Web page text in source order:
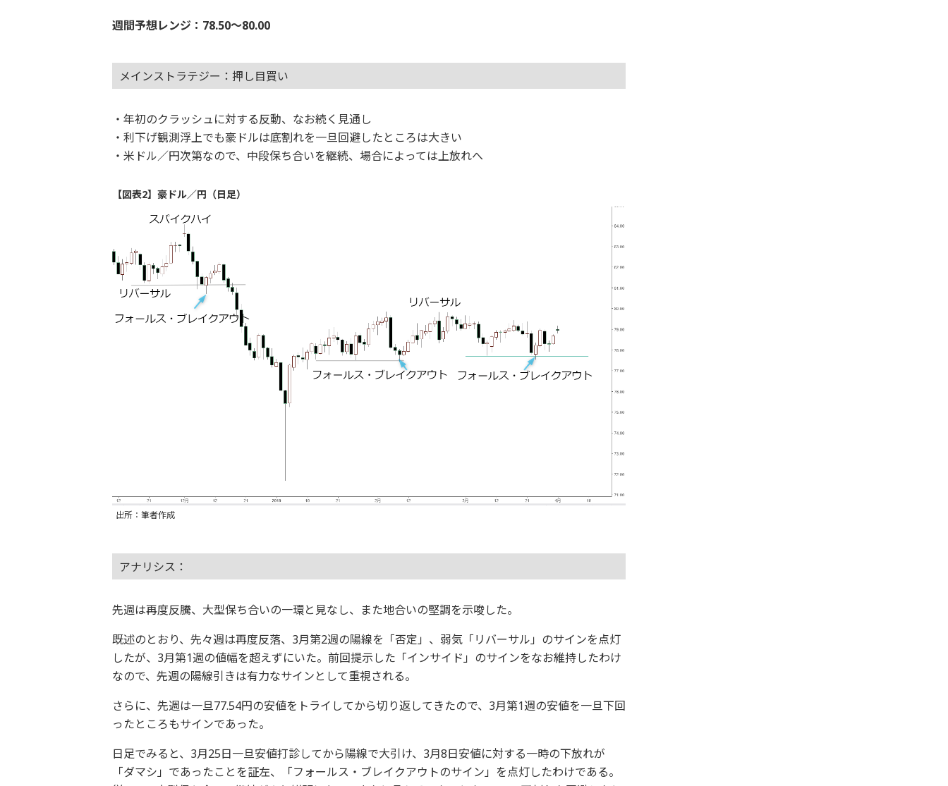
週間予想レンジ：78.50～80.00
メインストラテジー：押し目買い
・年初のクラッシュに対する反動、なお続く見通し
・利下げ観測浮上でも豪ドルは底割れを一旦回避したところは大きい
・米ドル／円次第なので、中段保ち合いを継続、場合によっては上放れへ
【図表2】豪ドル／円（日足）
出所：筆者作成
アナリシス：
先週は再度反騰、大型保ち合いの一環と見なし、また地合いの堅調を示唆した。
既述のとおり、先々週は再度反落、3月第2週の陽線を「否定」、弱気「リバーサル」のサインを点灯
したが、3月第1週の値幅を超えずにいた。前回提示した「インサイド」のサインをなお維持したわけ
なので、先週の陽線引きは有力なサインとして重視される。
さらに、先週は一旦77.54円の安値をトライしてから切り返してきたので、3月第1週の安値を一旦下回
ったところもサインであった。
日足でみると、3月25日一旦安値打診してから陽線で大引け、3月8日安値に対する一時の下放れが
「ダマシ」であったことを証左、「フォールス・ブレイクアウトのサイン」を点灯したわけである。